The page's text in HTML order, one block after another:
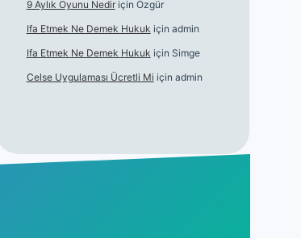
9 Aylık Oyunu Nediriçin Özgür
Ifa Etmek Ne Demek Hukuk için admin
Ifa Etmek Ne Demek Hukuk için Simge
Celse Uygulaması Ücretli Mi için admin